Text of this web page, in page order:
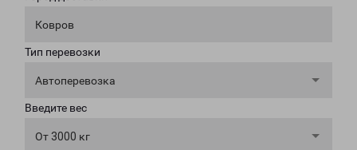
Ковров
Тип перевозки
Автоперевозка
Введите вес
От 3000 кг